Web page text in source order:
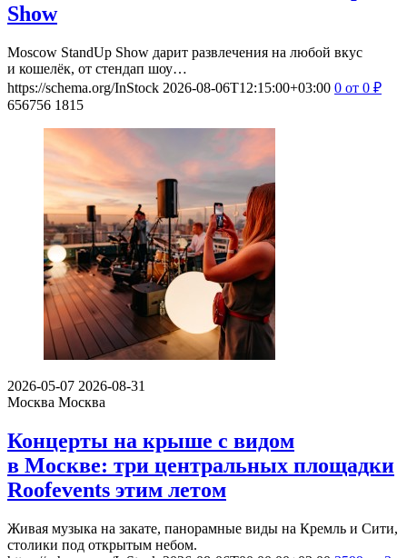
Show
Moscow StandUp Show дарит развлечения на любой вкус
и кошелёк, от стендап шоу…
https://schema.org/InStock 2026-08-06T12:15:00+03:00 0 от 0 ₽
656756 1815
2026-05-07 2026-08-31
Москва Москва
Концерты на крыше с видом
в Москве: три центральных площадки
Roofevents этим летом
Живая музыка на закате, панорамные виды на Кремль и Сити,
столики под открытым небом.